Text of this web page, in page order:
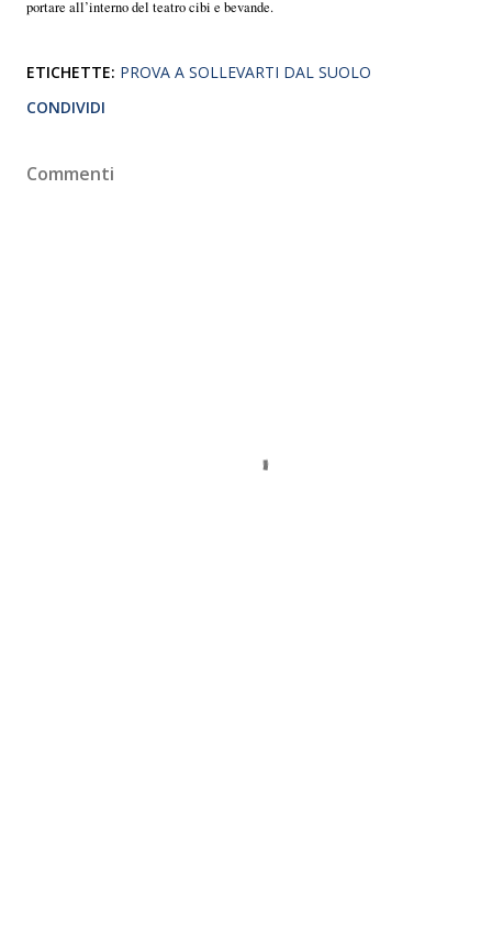
portare all’interno del teatro cibi e bevande.
ETICHETTE: PROVA A SOLLEVARTI DAL SUOLO
CONDIVIDI
Commenti